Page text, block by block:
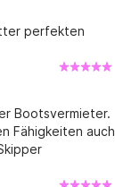
perfekten
Bootsvermieter.
Fähigkeiten auch